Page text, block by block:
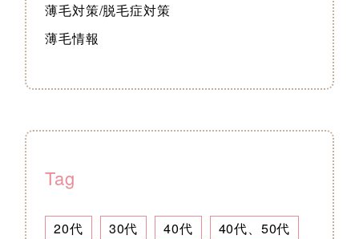
薄毛対策/脱毛症対策
薄毛情報
Tag
20代 30代 40代
40代、50代